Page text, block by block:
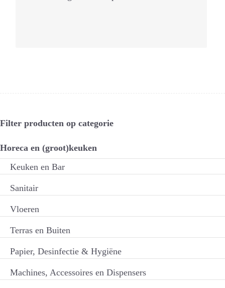
Filter producten op categorie
Horeca en (groot)keuken
Keuken en Bar
Sanitair
Vloeren
Terras en Buiten
Papier, Desinfectie & Hygiëne
Machines, Accessoires en Dispensers